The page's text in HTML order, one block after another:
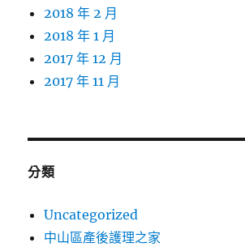
2018 年 2 月
2018 年 1 月
2017 年 12 月
2017 年 11 月
分類
Uncategorized
中山區產後護理之家